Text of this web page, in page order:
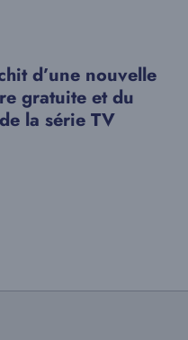
d’une nouvelle
gratuite et du
la série TV